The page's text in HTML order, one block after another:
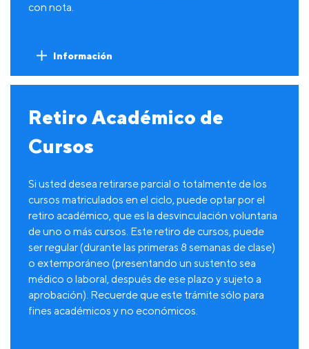
con nota.
Información
Retiro Académico de
Cursos
Si usted desea retirarse parcial o totalmente de los
cursos matriculados en el ciclo, puede optar por el
retiro académico, que es la desvinculación voluntaria
de uno o más cursos. Este retiro de cursos, puede
ser regular (durante las primeras 8 semanas de clase)
o extemporáneo (presentando un sustento sea
médico o laboral, después de ese plazo y sujeto a
aprobación). Recuerde que este trámite sólo para
fines académicos y no económicos.